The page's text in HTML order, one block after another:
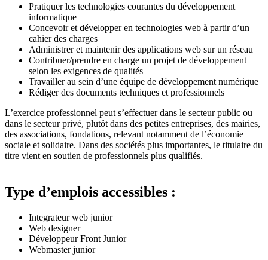
Pratiquer les technologies courantes du développement
informatique
Concevoir et développer en technologies web à partir d’un
cahier des charges
Administrer et maintenir des applications web sur un réseau
Contribuer/prendre en charge un projet de développement
selon les exigences de qualités
Travailler au sein d’une équipe de développement numérique
Rédiger des documents techniques et professionnels
L’exercice professionnel peut s’effectuer dans le secteur public ou
dans le secteur privé, plutôt dans des petites entreprises, des mairies,
des associations, fondations, relevant notamment de l’économie
sociale et solidaire. Dans des sociétés plus importantes, le titulaire du
titre vient en soutien de professionnels plus qualifiés.
Type d’emplois accessibles :
Integrateur web junior
Web designer
Développeur Front Junior
Webmaster junior